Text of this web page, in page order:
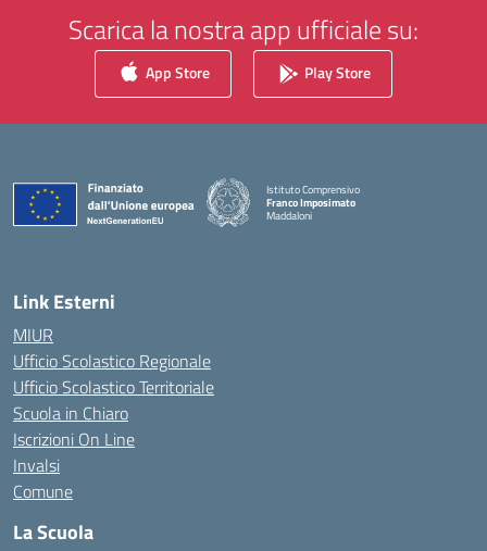
Scarica la nostra app ufficiale su:
App Store Play Store
Istituto Comprensivo
Franco Imposimato
Maddaloni
Link Esterni
MIUR
Ufficio Scolastico Regionale
Ufficio Scolastico Territoriale
Scuola in Chiaro
Iscrizioni On Line
Invalsi
Comune
La Scuola